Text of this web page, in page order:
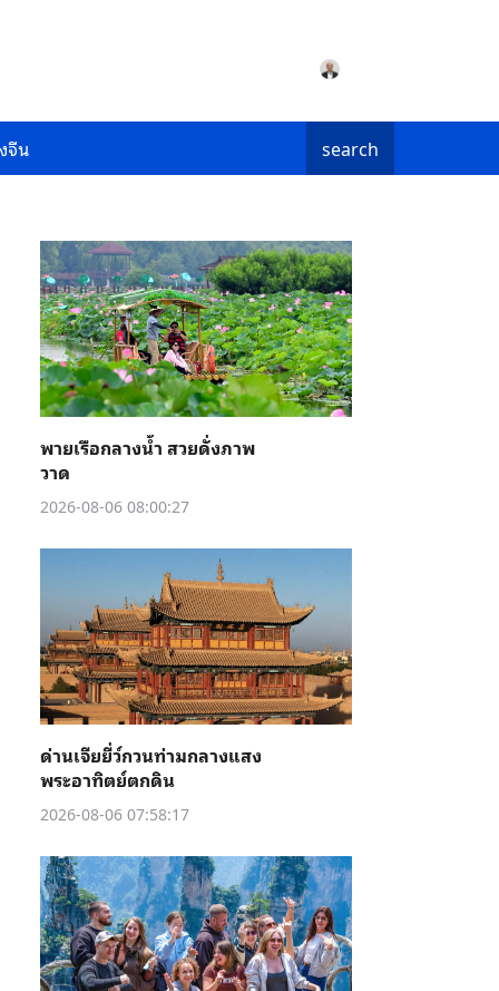
จีน search
พายเรือกลางน้ำ สวยดั่งภาพ
วาด
2026-08-06 08:00:27
ด่านเจียยี่ว์กวนท่ามกลางแสง
พระอาทิตย์ตกดิน
2026-08-06 07:58:17